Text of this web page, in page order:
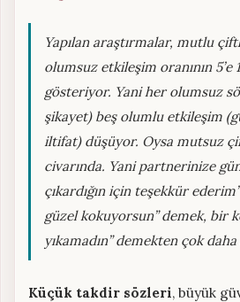
Yapılan araştırmalar, mutlu
olumsuz etkileşim oranının 5’e
gösteriyor. Yani her olumsuz
şikayet) beş olumlu etkileşim
iltifat) düşüyor. Oysa mutsuz
civarında. Yani partnerinize
çıkardığın için teşekkür
güzel kokuyorsun” demek, bir
yıkamadın” demekten çok daha
Küçük takdir sözleri, büyük